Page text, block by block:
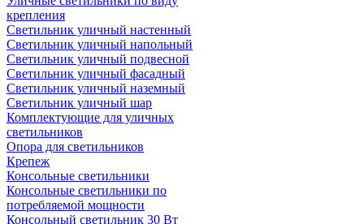
крепления
Светильник уличный настенный
Светильник уличный напольный
Светильник уличный подвесной
Светильник уличный фасадный
Светильник уличный наземный
Cветильник уличный шар
Комплектующие для уличных
светильников
Опора для светильников
Крепеж
Консольные светильники
Консольные светильники по
потребляемой мощности
Консольный светильник 30 Вт